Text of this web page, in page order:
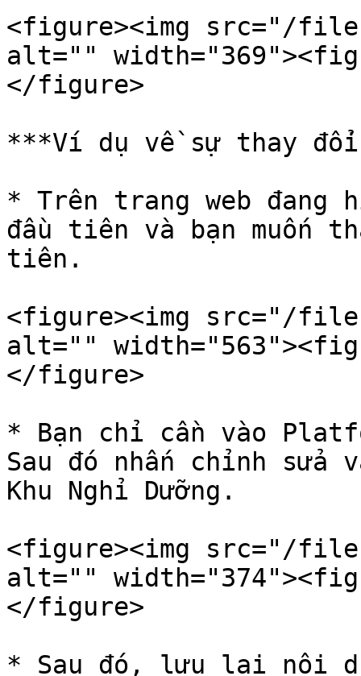
<figure><img src="/files/
alt=""
</figure>
***Ví dụ về sự thay
* Trên trang web đang
đầu tiên và bạn muốn
tiên.
<figure><img src="/files/
alt=""
</figure>
* Bạn chỉ cần vào
Sau đó nhấn chỉnh sửa
Khu Nghỉ Dưỡng.
<figure><img src="/files/
alt=""
</figure>
* Sau đó, lưu lại nội